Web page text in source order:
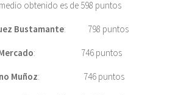
obtenido es de 598 puntos
Bustamante: 798 puntos
: 746 puntos
Muñoz: 746 puntos